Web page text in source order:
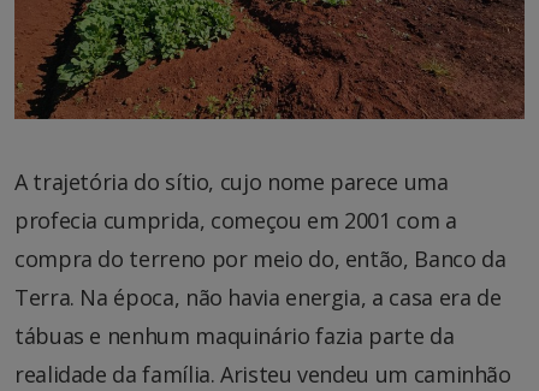
A trajetória do sítio, cujo nome parece uma
profecia cumprida, começou em 2001 com a
compra do terreno por meio do, então, Banco da
Terra. Na época, não havia energia, a casa era de
tábuas e nenhum maquinário fazia parte da
realidade da família. Aristeu vendeu um caminhão